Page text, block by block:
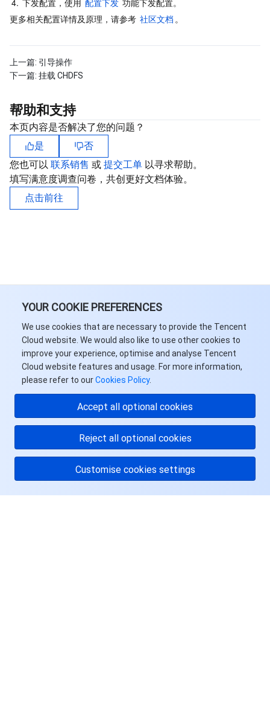
YOUR COOKIE PREFERENCES
We use cookies that are necessary to provide the Tencent
Cloud website. We would also like to use other cookies to
improve your experience, optimise and analyse Tencent
Cloud website features and usage. For more information,
please refer to ourCookies Policy.
Accept all optional cookies
Reject all optional cookies
Customise cookies settings
更多相关配置详情及原理，请参考 社区文档 。
上一篇: 引导操作
下一篇: 挂载 CHDFS
帮助和支持
本页内容是否解决了您的问题？
是
否
您也可以 联系销售 或 提交工单 以寻求帮助。
填写满意度调查问卷，共创更好文档体验。
点击前往